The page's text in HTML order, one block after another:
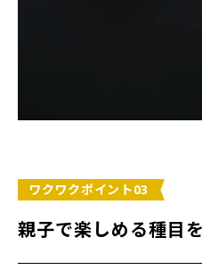
ワクワクポイント03
親子で楽しめる種目